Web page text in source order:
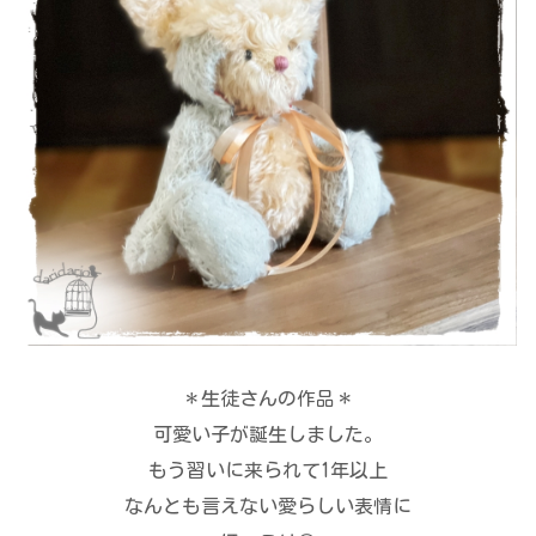
＊生徒さんの作品＊
可愛い子が誕生しました。
もう習いに来られて1年以上
なんとも言えない愛らしい表情に